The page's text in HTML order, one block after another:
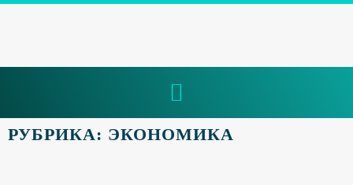
РУБРИКА: ЭКОНОМИКА